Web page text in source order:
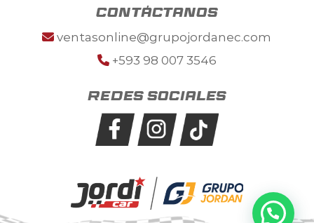
contáctanos
ventasonline@grupojordanec.com
+593 98 007 3546
Redes sociales